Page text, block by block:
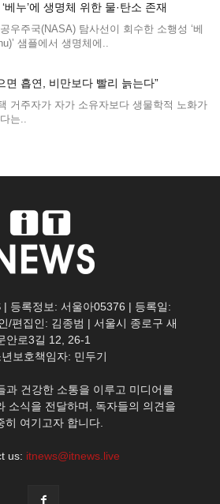
베누’에 생명체 위한 물·탄소 존재
우주국(NASA) 탐사선이 회수한 소행성 ‘베
샘플에서 생명체에..
면 흡연, 비만보다 빨리 늙는다”
거주자가 자가 소유자보다 생물학적 노화가
는..
| 등록정보: 서울아05376 | 등록일:
/편집인: 김종범 | 서울시 종로구 새
안로3길 12, 26-1
보호책임자: 민두기
과 건강한 소통을 이루고 미디어를
소식을 전달하며, 독자들의 의견을
히 여기고자 합니다.
us: itnews@itnews.live